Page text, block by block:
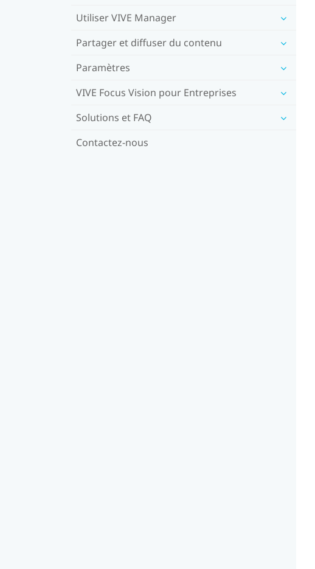
Utiliser VIVE Manager
Partager et diffuser du contenu
Paramètres
VIVE Focus Vision pour Entreprises
Solutions et FAQ
Contactez-nous